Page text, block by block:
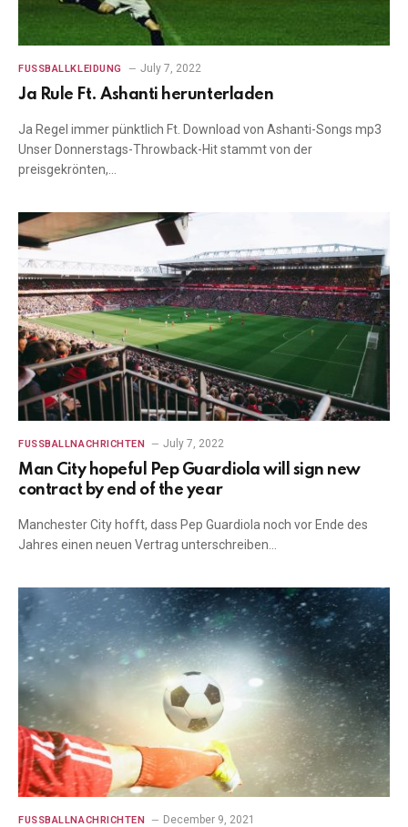
FUSSBALLKLEIDUNG July 7, 2022
Ja Rule Ft. Ashanti herunterladen
Ja Regel immer pünktlich Ft. Download von Ashanti-Songs mp3
Unser Donnerstags-Throwback-Hit stammt von der
preisgekrönten,…
FUSSBALLNACHRICHTEN July 7, 2022
Man City hopeful Pep Guardiola will sign new
contract by end of the year
Manchester City hofft, dass Pep Guardiola noch vor Ende des
Jahres einen neuen Vertrag unterschreiben…
FUSSBALLNACHRICHTEN December 9, 2021